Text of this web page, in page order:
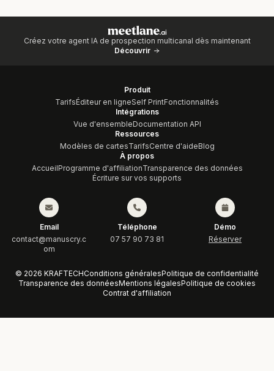
Créez votre agent IA de prospection multicanal dès maintenant
Découvrir
Produit
TarifsÉditeur en ligneSelf PrintFonctionnalités
Intégrations
Vue d'ensembleDocumentation API
Ressources
Modèles de cartesTarifsCentre d'aideBlog
À propos
AccueilProgramme d'affiliationTransparence des données
Écriture sur vos supports
Email
contact@manuscry.c
om
Téléphone
07 57 90 73 81
Démo
Réserver
© 2026 KRAFTECHConditions généralesPolitique de confidentialité
Transparence des donnéesMentions légalesPolitique de cookies
Contrat d'affiliation